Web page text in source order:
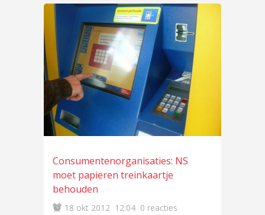
Consumentenorganisaties: NS
moet papieren treinkaartje
behouden
18 okt 2012 12:04 0 reacties